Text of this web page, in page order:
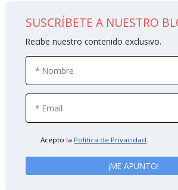
SUSCRÍBETE A NUESTRO
Recibe nuestro contenido exclusivo.
Acepto la Política de Privacidad